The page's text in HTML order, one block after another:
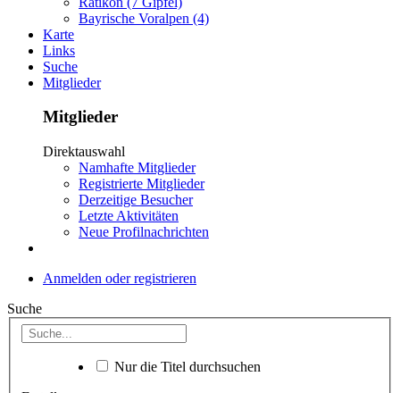
Bayrische Voralpen (4)
Karte
Links
Suche
Mitglieder
Mitglieder
Direktauswahl
Namhafte Mitglieder
Registrierte Mitglieder
Derzeitige Besucher
Letzte Aktivitäten
Neue Profilnachrichten
Anmelden oder registrieren
Suche
Nur die Titel durchsuchen